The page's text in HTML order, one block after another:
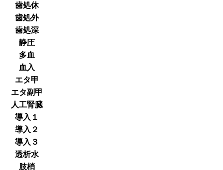
歯処休
歯処外
歯処深
静圧
多血
血入
エタ甲
エタ副甲
人工腎臓
導入１
導入２
導入３
透析水
肢梢